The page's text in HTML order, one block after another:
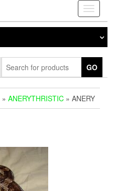
Toggle
GO
» ANERYTHRISTIC » ANERY